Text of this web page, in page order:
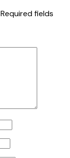
Required fields